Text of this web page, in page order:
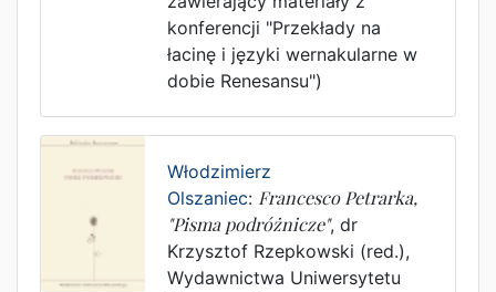
konferencji "Przekłady na
łacinę i języki wernakularne w
dobie Renesansu")
Włodzimierz
Olszaniec: Francesco Petrarka,
"Pisma podróżnicze", dr
Krzysztof Rzepkowski (red.),
Wydawnictwa Uniwersytetu